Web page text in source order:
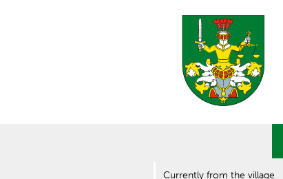
Currently from the village